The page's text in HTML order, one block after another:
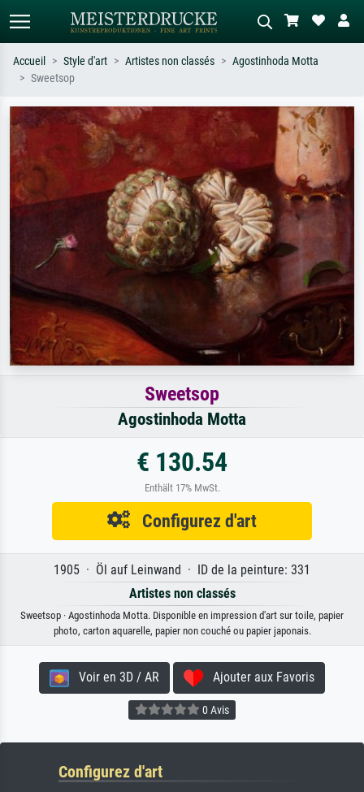
Recherchez par artiste, titre ou style –
ex. Monet, Nuit étoilée,
impressionnisme, vague de Hokusai,
nu.
Décrivez la scène – ex. prairie verte,
abstrait avec beaucoup de rouge,
tableau sombre, nu debout près d'un
arbre.
Accueil Style d'art Artistes non classés
Agostinhoda Motta
Sweetsop
Sweetsop
Agostinhoda Motta
€ 130.54
Enthält 17% MwSt.
Configurez d'art
1905 · Öl auf Leinwand · ID de la peinture: 331
Artistes non classés
Sweetsop · Agostinhoda Motta. Disponible en impression d'art sur toile, papier
photo, carton aquarelle, papier non couché ou papier japonais.
Voir en 3D / AR Ajouter aux Favoris
0 Avis
Configurez d'art